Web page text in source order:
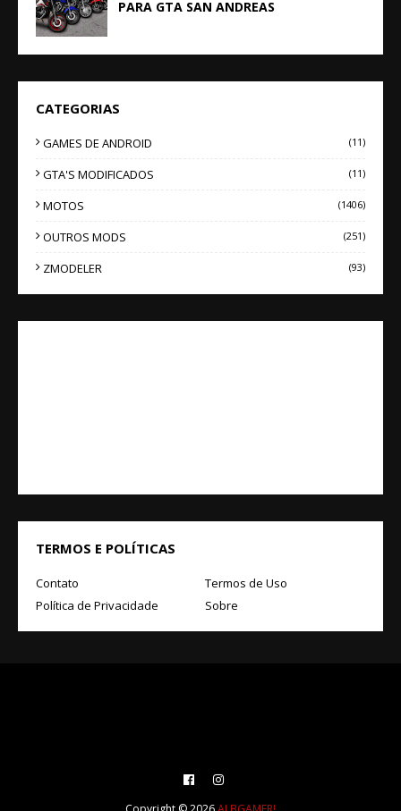
PARA GTA SAN ANDREAS
CATEGORIAS
GAMES DE ANDROID (11)
GTA'S MODIFICADOS (11)
MOTOS (1406)
OUTROS MODS (251)
ZMODELER (93)
TERMOS E POLÍTICAS
Contato
Termos de Uso
Política de Privacidade
Sobre